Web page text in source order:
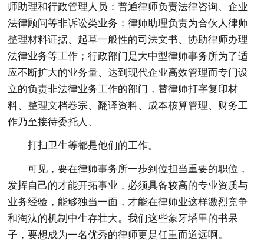
师助理和行政管理人员：普通律师负责法律咨询、企业
法律顾问等非诉讼类业务；律师助理负责为合伙人律师
整理材料证据、起草一般性的司法文书、协助律师办理
法律业务等工作；行政部门是大中型律师事务所为了适
应不断扩大的业务量、达到现代企业高效管理而专门设
立的负责非法律业务工作的部门，替律师打字复印材
料、整理文档卷宗、翻译资料、成本核算管理、财务工
作乃至接待委托人、
打扫卫生等都是他们的工作。
可见，要在律师事务所一步到位担当重要的职位，
发挥自己的才能开拓事业，必须具备较高的专业资质与
业务经验，能够独当一面，才能在律师业这样激烈竞争
和淘汰的机制中生存壮大。我们这些象牙塔里的书呆
子，要想成为一名优秀的律师更是任重而道远啊。